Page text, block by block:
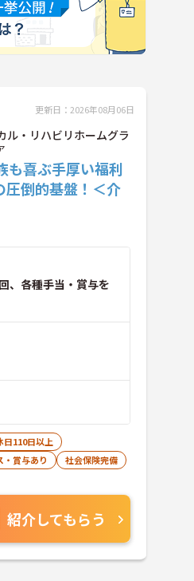
更新日：2026年08月06日
ル・リハビリホームグラ
も喜ぶ手厚い福利
倒的基盤！＜介
、各種手当・賞与を
日110日以上
・賞与あり
社会保険完備
紹介してもらう